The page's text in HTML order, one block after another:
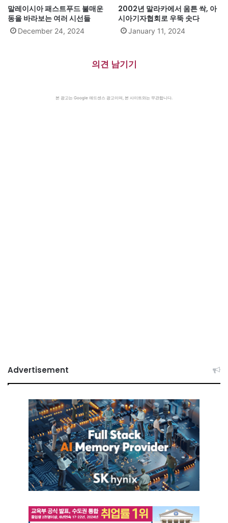
말레이시아 패스트푸드 불매운
동을 바라보는 여러 시선들
December 24, 2024
2002년 말라카에서 움튼 싹, 아
시아기자협회로 우뚝 솟다
January 11, 2024
의견 남기기
본 광고는 Google 애드센스 광고이며, 본 사이트와는 무관합니다.
Advertisement